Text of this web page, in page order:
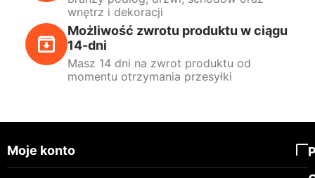
wnętrz i dekoracji
Możliwość zwrotu produktu w ciągu
14-dni
Masz 14 dni na zwrot produktu od
momentu otrzymania przesyłki
Moje konto